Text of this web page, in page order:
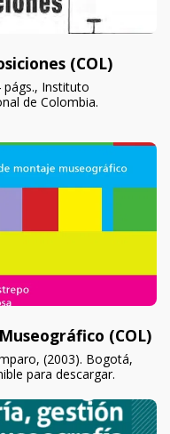
(COL)
págs., Instituto
de Colombia.
(COL)
(2003). Bogotá,
para descargar.